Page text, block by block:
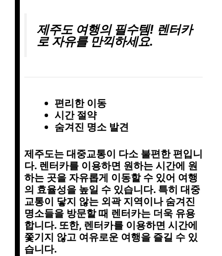
제주도 여행의 필수템! 렌터카
로 자유를 만끽하세요.
편리한 이동
시간 절약
숨겨진 명소 발견
제주도는 대중교통이 다소 불편한 편입니
다. 렌터카를 이용하면 원하는 시간에 원
하는 곳을 자유롭게 이동할 수 있어 여행
의 효율성을 높일 수 있습니다. 특히 대중
교통이 닿지 않는 외곽 지역이나 숨겨진
명소들을 방문할 때 렌터카는 더욱 유용
합니다. 또한, 렌터카를 이용하면 시간에
쫓기지 않고 여유로운 여행을 즐길 수 있
습니다.